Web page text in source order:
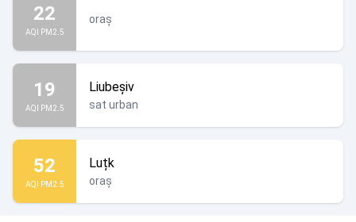
22
AQI PM2.5
oraș
19
AQI PM2.5
Liubeșiv
sat urban
52
AQI PM2.5
Luțk
oraș